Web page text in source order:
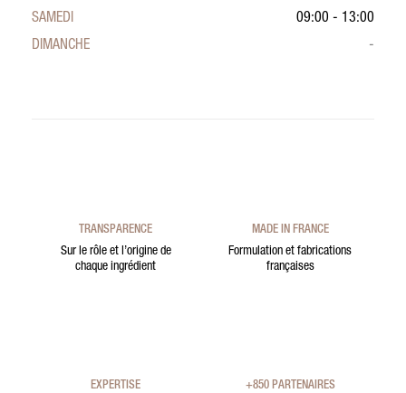
SAMEDI
09:00 - 13:00
DIMANCHE
-
TRANSPARENCE
Sur le rôle et l’origine de
chaque ingrédient
MADE IN FRANCE
Formulation et fabrications
françaises
EXPERTISE +850 PARTENAIRES